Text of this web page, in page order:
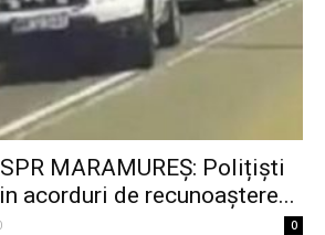
MARAMUREȘ: Polițiști
acorduri de recunoaștere...
0